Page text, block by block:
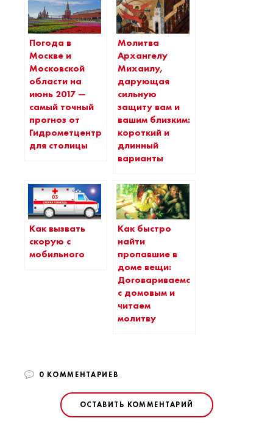
Погода в
Москве и
Московской
области на
июнь 2017 —
самый точный
прогноз от
Гидрометцентра
для столицы
Молитва
Архангелу
Михаилу,
дарующая
сильную
защиту вам и
вашим близким:
короткий и
длинный
варианты
Как вызвать
скорую с
мобильного
Как быстро
найти
пропавшие в
доме вещи:
Договариваемся
с домовым и
читаем
молитву
0 КОММЕНТАРИЕВ
ОСТАВИТЬ КОММЕНТАРИЙ